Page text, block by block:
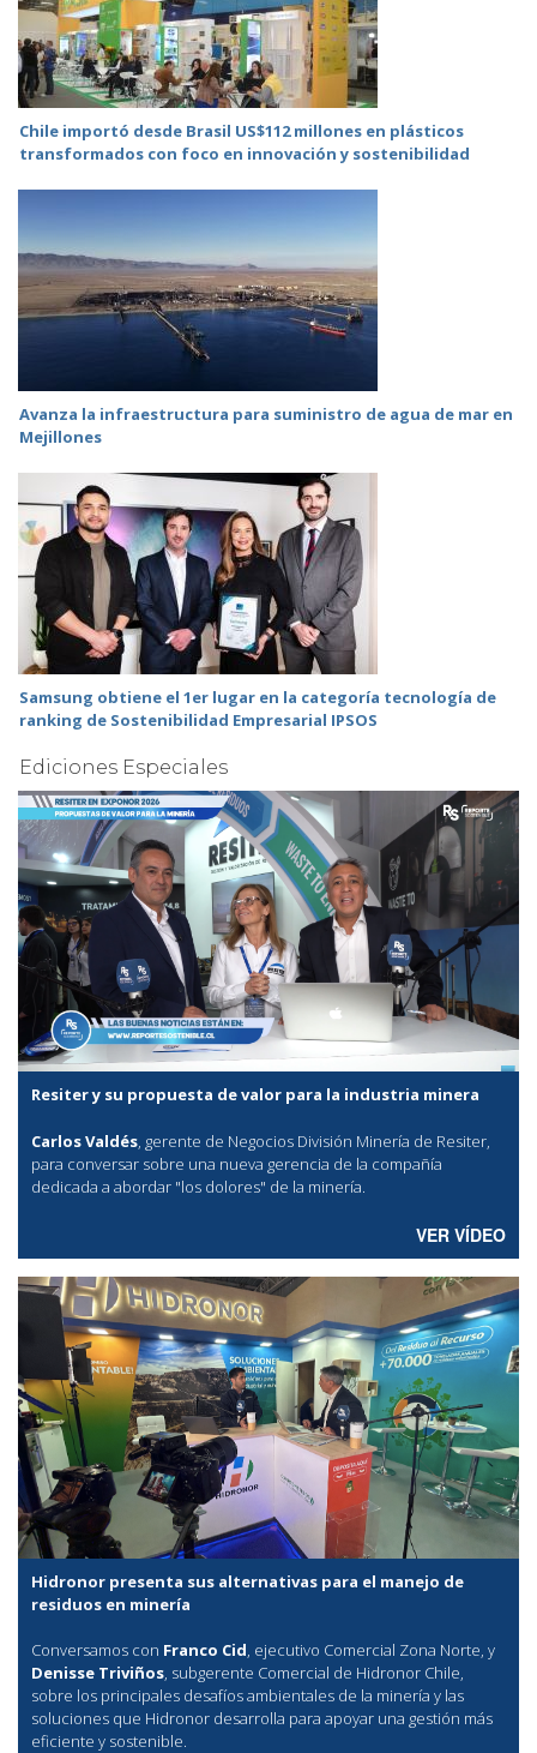
Chile importó desde Brasil US$112 millones en plásticos
transformados con foco en innovación y sostenibilidad
Avanza la infraestructura para suministro de agua de mar en
Mejillones
Samsung obtiene el 1er lugar en la categoría tecnología de
ranking de Sostenibilidad Empresarial IPSOS
Ediciones Especiales
Resiter y su propuesta de valor para la industria minera
Carlos Valdés, gerente de Negocios División Minería de Resiter,
para conversar sobre una nueva gerencia de la compañía
dedicada a abordar "los dolores" de la minería.
VER VÍDEO
Hidronor presenta sus alternativas para el manejo de
residuos en minería
Conversamos con Franco Cid, ejecutivo Comercial Zona Norte, y
Denisse Triviños, subgerente Comercial de Hidronor Chile,
sobre los principales desafíos ambientales de la minería y las
soluciones que Hidronor desarrolla para apoyar una gestión más
eficiente y sostenible.